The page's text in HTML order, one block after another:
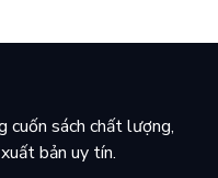
cuốn sách chất lượng,
bản uy tín.